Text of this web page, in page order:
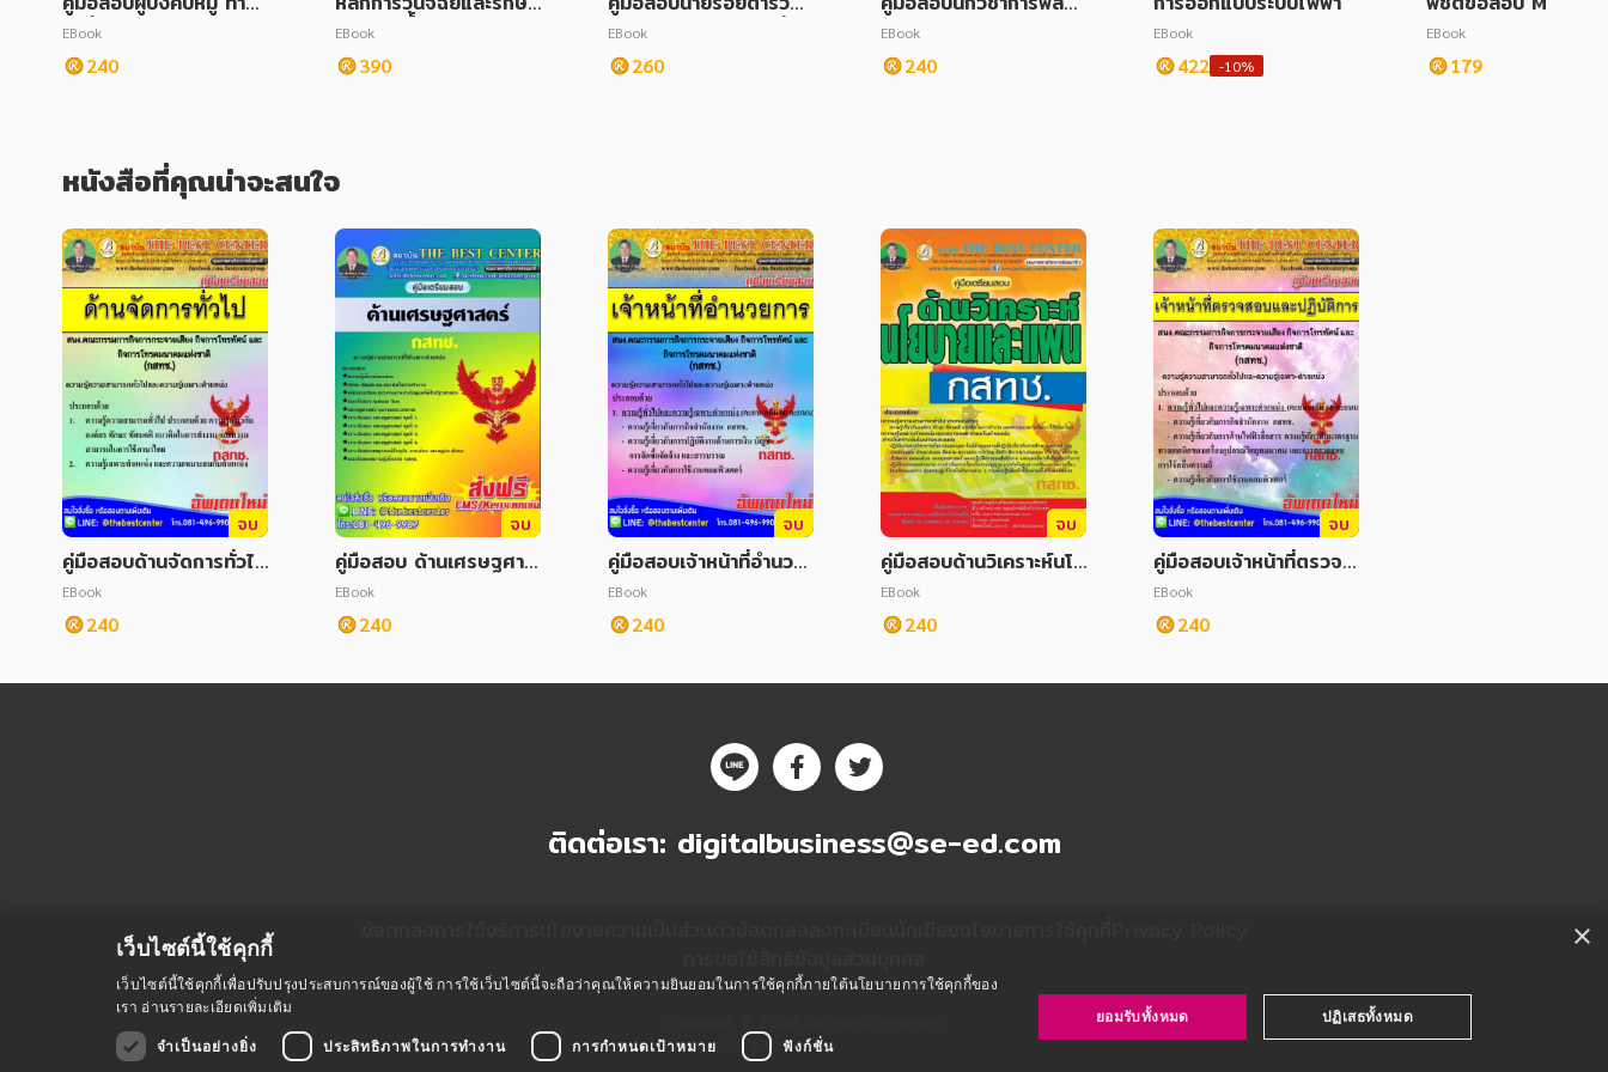
น้าที่วิทยาการ กลุ่มงานอำ
นวยการและสนับสนุน
EBook
240
โรคต่อมน้้ำเหลืองบริเวณ
คอ
EBook
390
รอง สว. (ปฏิบัติหน้าที่ด้า
นแผนงานและวิเคราะห์งา
นบุคคล)
EBook
260
ปฏิบัติการ กรมพัฒนาพลั
งงานทดแทน และอนุรักษ์
พลังงาน
EBook
240
EBook
422 -10%
4-5-6 เตรียมสอบเข้
หาวิทยาลัย
EBook
179
หนังสือที่คุณน่าจะสนใจ
จบ
คู่มือสอบด้านจัดการทั่วไป
กสทช.
EBook
240
จบ
คู่มือสอบ ด้านเศรษฐศาส
ตร์ กสทช.
EBook
240
จบ
คู่มือสอบเจ้าหน้าที่อำนวย
การ กสทช.
EBook
240
จบ
คู่มือสอบด้านวิเคราะห์นโย
บายและแผน กสทช.
EBook
240
จบ
คู่มือสอบเจ้าหน้าที่ตรวจส
อบและปฏิบัติการ กสทช.
EBook
240
ติดต่อเรา: digitalbusiness@se-ed.com
Powered by Fibplat
×
เว็บไซต์นี้ใช้คุกกี้
เว็บไซต์นี้ใช้คุกกี้เพื่อปรับปรุงประสบการณ์ของผู้ใช้ การใช้เว็บไซต์นี้จะถือว่าคุณให้ความยินยอมในการใช้คุกกี้ภายใต้นโยบายการใช้คุกกี้ของ
เรา อ่านรายละเอียดเพิ่มเติม
จำเป็นอย่างยิ่ง
ประสิทธิภาพในการทำงาน การกำหนดเป้าหมาย ฟังก์ชั่น
ยอมรับทั้งหมด ปฏิเสธทั้งหมด